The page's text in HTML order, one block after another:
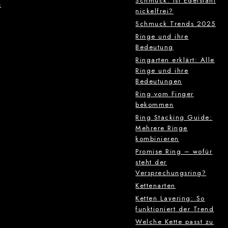
nickelfrei?
Schmuck Trends 2025
Ringe und ihre
Bedeutung
Ringarten erklärt: Alle
Ringe und ihre
Bedeutungen
Ring vom Finger
bekommen
Ring Stacking Guide:
Mehrere Ringe
kombinieren
Promise Ring – wofür
steht der
Versprechungsring?
Kettenarten
Ketten Layering: So
funktioniert der Trend
Welche Kette passt zu